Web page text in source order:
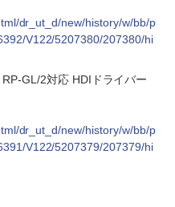
dr_ut_d/new/history/w/bb/p
V122/5207380/207380/hi
GL/2対応 HDIドライバー
dr_ut_d/new/history/w/bb/p
V122/5207379/207379/hi